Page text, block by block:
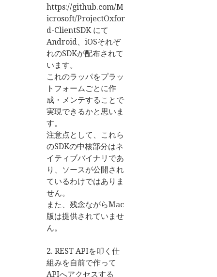
https://github.com/M
icrosoft/ProjectOxfor
d-ClientSDK にて
Android、iOSそれぞ
れのSDKが配布されて
います。
これのラッパをプラッ
トフォームごとに作
成・メンテすることで
実現できるかと思いま
す。
注意点として、これら
のSDKの中核部分はネ
イティブバイナリであ
り、ソースが公開され
ているわけではありま
せん。
また、残念ながらMac
版は提供されていませ
ん。
2. REST APIを叩く仕
組みを自前で作って
APIへアクセスする